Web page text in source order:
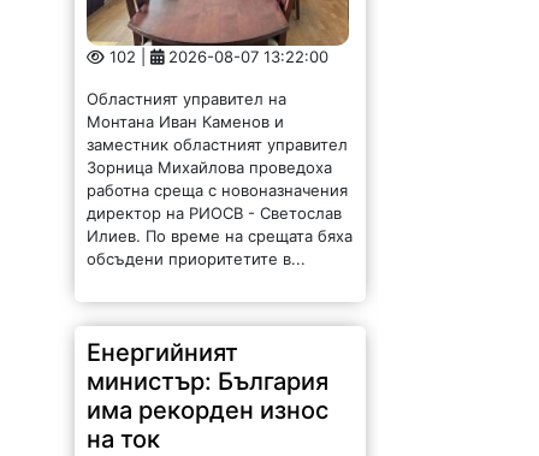
102 | 2026-08-07 13:22:00
Областният управител на
Монтана Иван Каменов и
заместник областният управител
Зорница Михайлова проведоха
работна среща с новоназначения
директор на РИОСВ - Светослав
Илиев. По време на срещата бяха
обсъдени приоритетите в...
Енергийният
министър: България
има рекорден износ
на ток